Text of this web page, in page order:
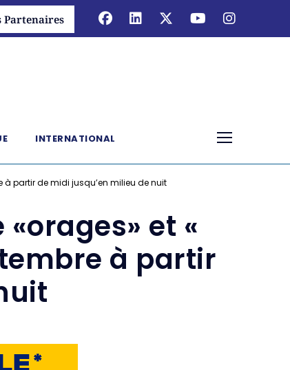
Partenaires
INTERNATIONAL
partir de midi jusqu’en milieu de nuit
et «
à partir